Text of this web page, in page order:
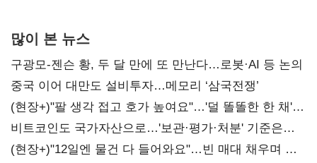
많이 본 뉴스
구광모-젠슨 황, 두 달 만에 또 만난다…로봇·AI 등 논의
중국 이어 대만도 설비투자…메모리 ‘삼국전쟁’
(현장+)"팔 생각 접고 호가 높여요"…'덜 똘똘한 한 채'
20억 키맞추기
비트코인도 국가자산으로…'보관·평가·처분' 기준은
숙제
(현장+)"12일엔 물건 다 들어와요"…빈 매대 채우며 문